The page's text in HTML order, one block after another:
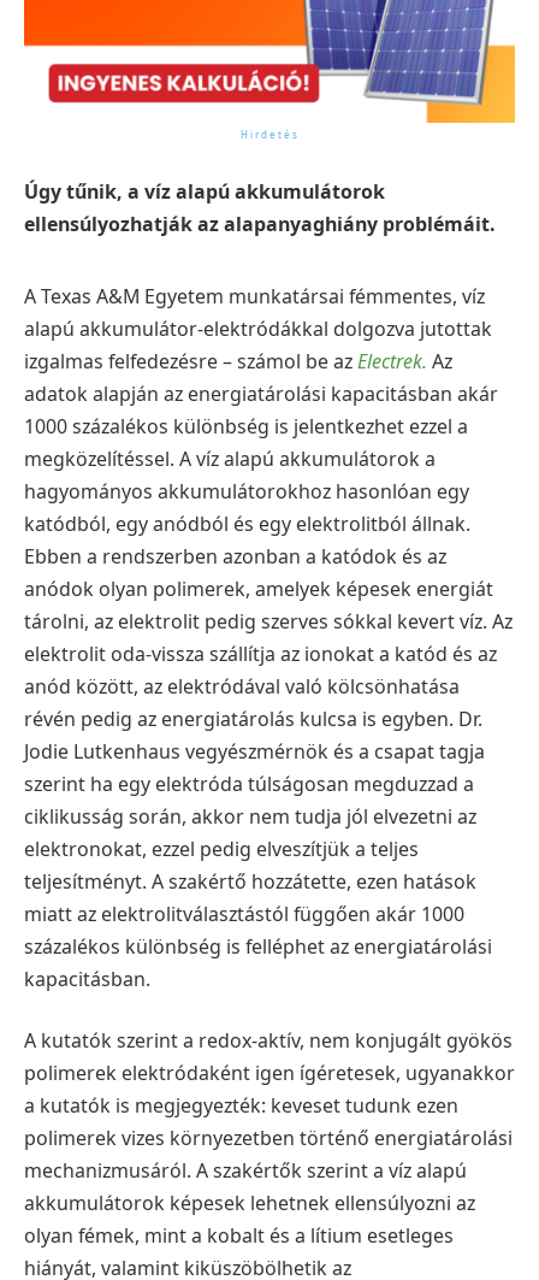
Úgy tűnik, a víz alapú akkumulátorok
ellensúlyozhatják az alapanyaghiány problémáit.
A Texas A&M Egyetem munkatársai fémmentes, víz
alapú akkumulátor-elektródákkal dolgozva jutottak
izgalmas felfedezésre – számol be azElectrek. Az
adatok alapján az energiatárolási kapacitásban akár
1000 százalékos különbség is jelentkezhet ezzel a
megközelítéssel. A víz alapú akkumulátorok a
hagyományos akkumulátorokhoz hasonlóan egy
katódból, egy anódból és egy elektrolitból állnak.
Ebben a rendszerben azonban a katódok és az
anódok olyan polimerek, amelyek képesek energiát
tárolni, az elektrolit pedig szerves sókkal kevert víz. Az
elektrolit oda-vissza szállítja az ionokat a katód és az
anód között, az elektródával való kölcsönhatása
révén pedig az energiatárolás kulcsa is egyben. Dr.
Jodie Lutkenhaus vegyészmérnök és a csapat tagja
szerint ha egy elektróda túlságosan megduzzad a
ciklikusság során, akkor nem tudja jól elvezetni az
elektronokat, ezzel pedig elveszítjük a teljes
teljesítményt. A szakértő hozzátette, ezen hatások
miatt az elektrolitválasztástól függően akár 1000
százalékos különbség is felléphet az energiatárolási
kapacitásban.
A kutatók szerint a redox-aktív, nem konjugált gyökös
polimerek elektródaként igen ígéretesek, ugyanakkor
a kutatók is megjegyezték: keveset tudunk ezen
polimerek vizes környezetben történő energiatárolási
mechanizmusáról. A szakértők szerint a víz alapú
akkumulátorok képesek lehetnek ellensúlyozni az
olyan fémek, mint a kobalt és a lítium esetleges
hiányát, valamint kiküszöbölhetik az